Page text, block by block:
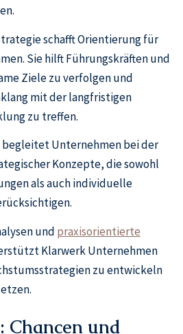
schafft Orientierung für
Sie hilft Führungskräften und
Ziele zu verfolgen und
mit der langfristigen
zu treffen.
begleitet Unternehmen bei der
Konzepte, die sowohl
als auch individuelle
und praxisorientierte
Klarwerk Unternehmen
zu entwickeln
Chancen und